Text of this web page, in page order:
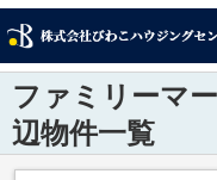
ファミリーマ
辺物件一覧